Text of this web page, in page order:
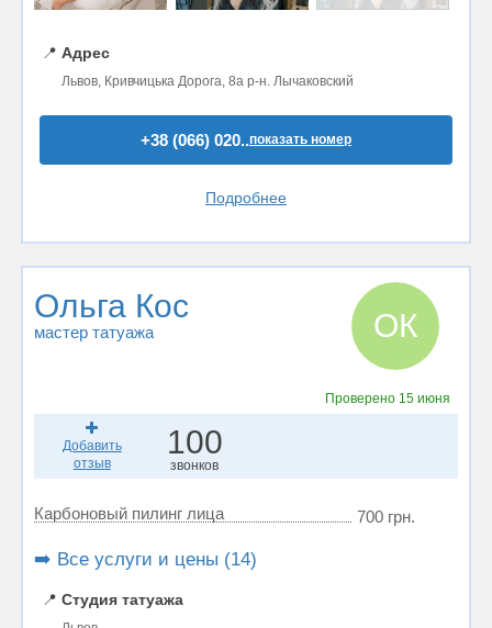
📍 Адрес
Львов, Кривчицька Дорога, 8a р-н. Лычаковский
+38 (066) 020..показать номер
Подробнее
Ольга Кос
мастер татуажа ОК
Проверено 15 июня
Добавить
отзыв
100
звонков
Карбоновый пилинг лица 700 грн.
➡️ Все услуги и цены (14)
📍 Студия татуажа